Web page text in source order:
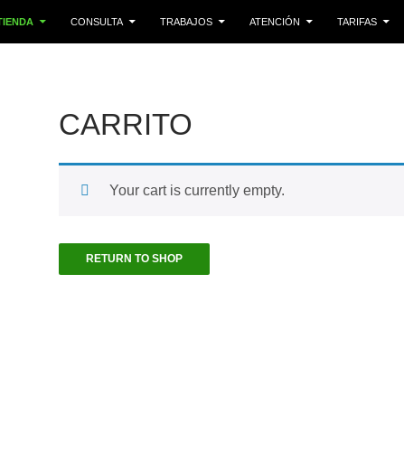
CONSULTA TRABAJOS ATENCIÓN TARIFAS
CARRITO
Your cart is currently empty.
RETURN TO SHOP